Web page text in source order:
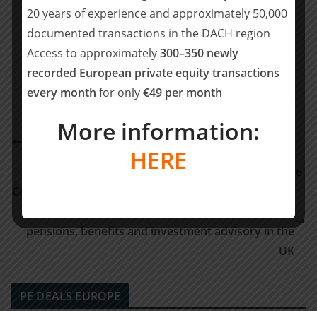
Teilen mit:
Teilen
Zusammenschluss mit der SMG Technology
Acceleration SE und dem Listing des kombinierten
Unternehmens an der Frankfurter Wertpapierbörse
pensions, benefits and investment advisory in the
UK
PE DEALS EUROPE
20 years of experience and approximately 50,000
documented transactions in the DACH region
Access to approximately300–350 newly
recorded European private equity transactions
every month for only€49 per month
More information:
HERE